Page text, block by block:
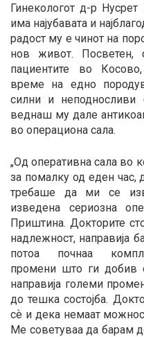
Гинекологот д-р Нусрет
има најубавата и
радост му е чинот на
нов живот. Посветен,
пациентите во
време на едно
силни и неподносливи
веднаш му дале
во операциона сала.
„Од оперативна сала во
за помалку од еден час,
требаше да ми се
изведена сериозна
Приштина. Докторите
надлежност, направија
потоа почнаа
промени што ги добив
направија големи
до тешка состојба.
сѐ и дека немаат
Ме советуваа да барам